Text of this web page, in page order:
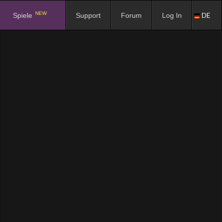
Spiele NEW Support Forum Log In DE